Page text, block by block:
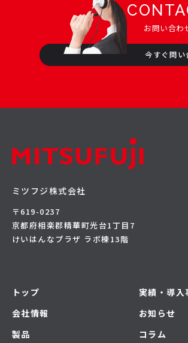
お問い合わ
今すぐ問
ミツフジ株式会社
〒619-0237
京都府相楽郡精華町光台1丁目7
けいはんなプラザ ラボ棟13階
トップ
会社情報
製品
実績・導入
お知らせ
コラム